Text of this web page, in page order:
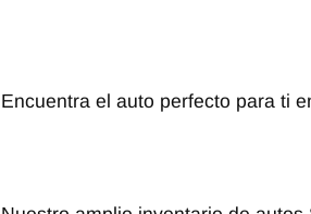
Encuentra el auto perfecto para ti